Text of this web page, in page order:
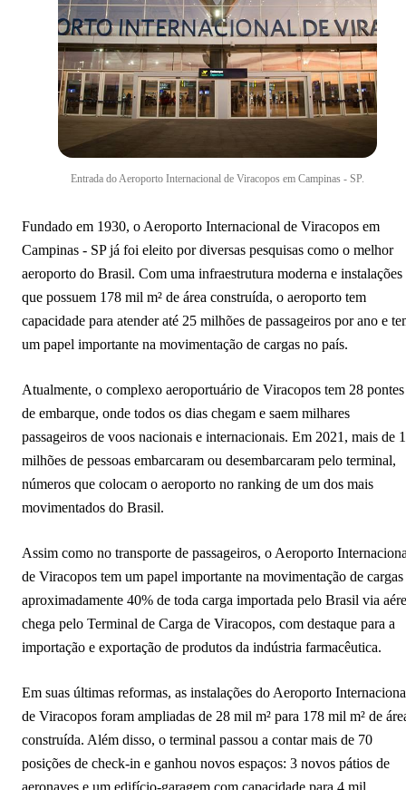
Entrada do Aeroporto Internacional de Viracopos em Campinas - SP.
Fundado em 1930, o Aeroporto Internacional de Viracopos em
Campinas - SP já foi eleito por diversas pesquisas como o melhor
aeroporto do Brasil. Com uma infraestrutura moderna e instalações
que possuem 178 mil m² de área construída, o aeroporto tem
capacidade para atender até 25 milhões de passageiros por ano e
um papel importante na movimentação de cargas no país.
Atualmente, o complexo aeroportuário de Viracopos tem 28 pontes
de embarque, onde todos os dias chegam e saem milhares
passageiros de voos nacionais e internacionais. Em 2021, mais de
milhões de pessoas embarcaram ou desembarcaram pelo terminal,
números que colocam o aeroporto no ranking de um dos mais
movimentados do Brasil.
Assim como no transporte de passageiros, o Aeroporto
de Viracopos tem um papel importante na movimentação de
aproximadamente 40% de toda carga importada pelo Brasil via
chega pelo Terminal de Carga de Viracopos, com destaque para a
importação e exportação de produtos da indústria farmacêutica.
Em suas últimas reformas, as instalações do Aeroporto
de Viracopos foram ampliadas de 28 mil m² para 178 mil m² de
construída. Além disso, o terminal passou a contar mais de 70
posições de check-in e ganhou novos espaços: 3 novos pátios de
aeronaves e um edifício-garagem com capacidade para 4 mil